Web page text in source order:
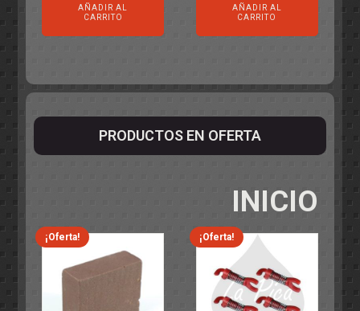
AÑADIR AL
CARRITO
AÑADIR AL
CARRITO
PRODUCTOS EN OFERTA
INICIO
¡Oferta! ¡Oferta!